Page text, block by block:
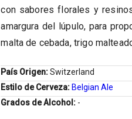
con sabores florales y
amargura del lúpulo, para
malta de cebada, trigo
País Origen:Switzerland
Estilo de Cerveza: Belgian Ale
Grados de Alcohol: -